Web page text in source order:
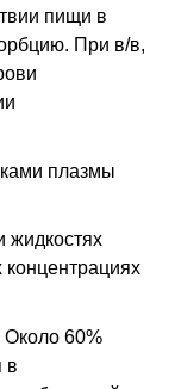
пищи в
При в/в,
плазмы
жидкостях
Около 60%
в